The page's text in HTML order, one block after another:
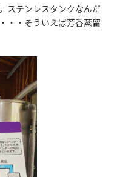
ステンレスタンクなんだ
・・そういえば芳香蒸留